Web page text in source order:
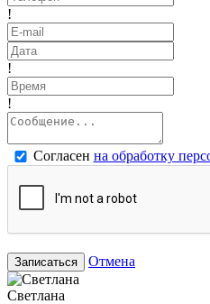
!
!
!
Согласен на обработку
Записаться Отмена
Светлана